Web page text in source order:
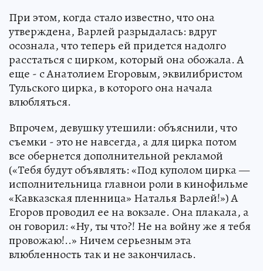
При этом, когда стало известно, что она
утверждена, Варлей разрыдалась: вдруг
осознала, что теперь ей придется надолго
расстаться с цирком, который она обожала. А
еще - с Анатолием Егоровым, эквилибристом
Тульского цирка, в которого она начала
влюбляться.
Впрочем, девушку утешили: объяснили, что
съемки - это не навсегда, а для цирка потом
все обернется дополнительной рекламой
(«Тебя будут объявлять: «Под куполом цирка —
исполнительница главнои роли в кинофильме
«Кавказская пленница» Наталья Варлей!») А
Егоров проводил ее на вокзале. Она плакала, а
он говорил: «Ну, ты что?! Не на войну же я тебя
провожаю!..» Ничем серьезным эта
влюбленность так и не закончилась.